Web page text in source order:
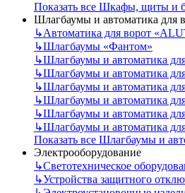
Показать все Шкафы, щиты и
Шлагбаумы и автоматика для
↳Автоматика для ворот
↳Шлагбаумы «Фантом»
↳Шлагбаумы и автоматика
↳Шлагбаумы и автоматика
↳Шлагбаумы и автоматика
↳Шлагбаумы и автоматика
↳Шлагбаумы и автоматика
↳Шлагбаумы и автоматика
Показать все Шлагбаумы и
Электрооборудование
↳Светотехническое
↳Устройства защитного